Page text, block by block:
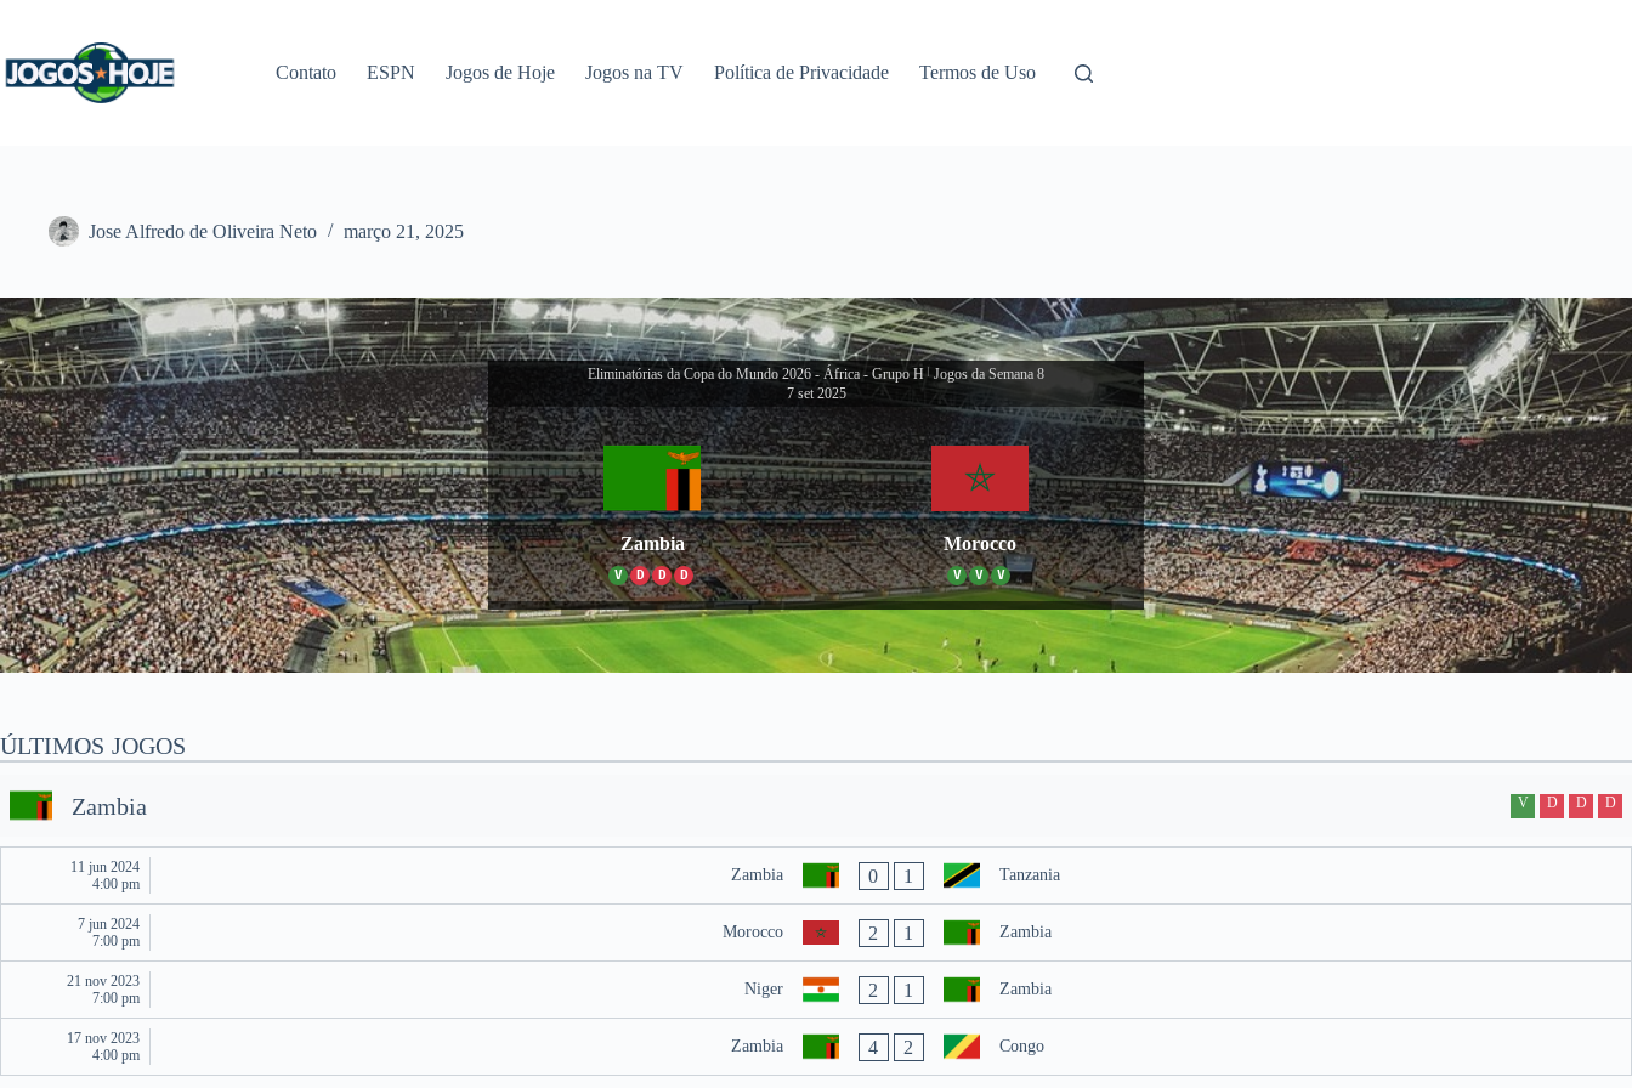
conteúdo
Contato ESPN Jogos de Hoje Jogos na TV Política de Privacidade Termos de Uso
Jose Alfredo de Oliveira Neto março 21, 2025
Eliminatórias da Copa do Mundo 2026 - África - Grupo H Jogos da Semana 8
7 set 2025
Zambia
V D D D
Morocco
V V V
ÚLTIMOS JOGOS
Zambia V D D D
11 jun 2024
4:00 pm
Zambia 0 1 Tanzania
7 jun 2024
7:00 pm
Morocco 2 1 Zambia
21 nov 2023
7:00 pm
Niger 2 1 Zambia
17 nov 2023
4:00 pm
Zambia 4 2 Congo